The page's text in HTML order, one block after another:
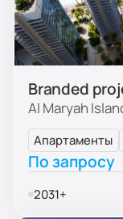
Branded
Al Maryah
Апартаменты
По запросу
2031+